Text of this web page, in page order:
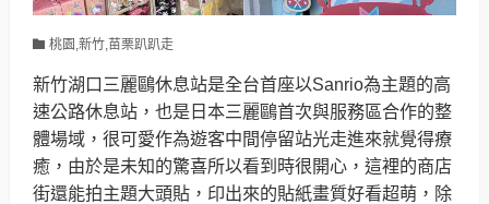
桃園,新竹,苗栗趴趴走
新竹湖口三麗鷗休息站是全台首座以Sanrio為主題的高
速公路休息站，也是日本三麗鷗首次與服務區合作的整
體場域，很可愛作為遊客中間停留站光走進來就覺得療
癒，由於是未知的驚喜所以看到時很開心，這裡的商店
街還能拍主題大頭貼，印出來的貼紙畫質好看超萌，除